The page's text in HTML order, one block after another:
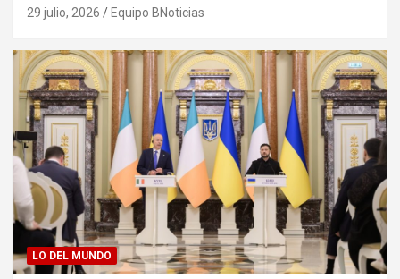
29 julio, 2026 Equipo BNoticias
LO DEL MUNDO